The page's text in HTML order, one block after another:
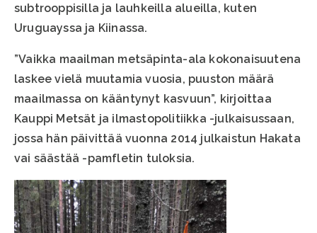
subtrooppisilla ja lauhkeilla alueilla, kuten
Uruguayssa ja Kiinassa.
”Vaikka maailman metsäpinta-ala kokonaisuutena
laskee vielä muutamia vuosia, puuston määrä
maailmassa on kääntynyt kasvuun”, kirjoittaa
Kauppi Metsät ja ilmastopolitiikka -julkaisussaan,
jossa hän päivittää vuonna 2014 julkaistun Hakata
vai säästää -pamfletin tuloksia.